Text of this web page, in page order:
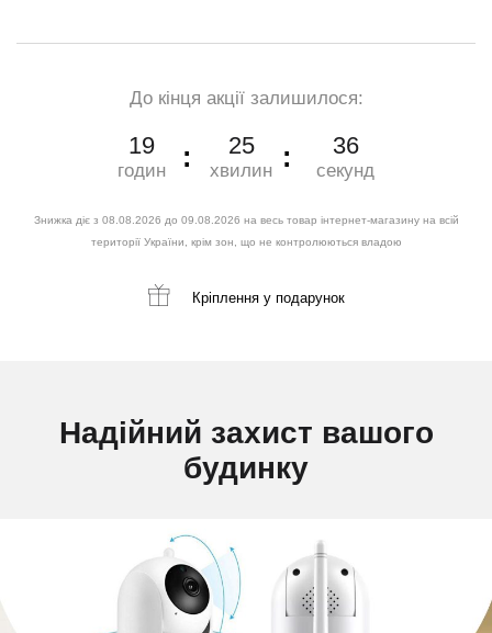
До кінця акції залишилося:
19
годин
25
хвилин
34
секунд
Знижка діє з 08.08.2026 до 09.08.2026 на весь товар інтернет-магазину на всій
території України, крім зон, що не контролюються владою
Кріпленняу подарунок
Надійний захист вашого
будинку